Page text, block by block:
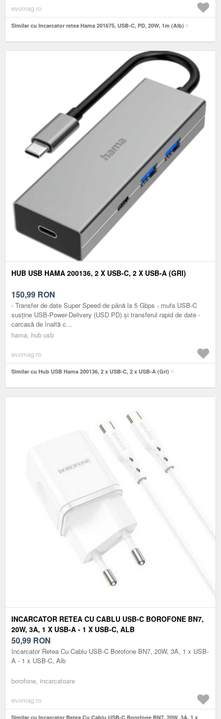
evomag.ro
Similar cu Incarcator retea Hama 201675, USB-C, PD, 20W, 1m (Alb)
HUB USB HAMA 200136, 2 X USB-C, 2 X USB-A (GRI)
150,99 RON
- Transfer de date Super Speed de până la 5 Gbps - mufa USB-C
susține USB-Power-Delivery (USD PD) și transferul rapid de date -
carcasă de înaltă c...
hama, hub usb
evomag.ro
Similar cu Hub USB Hama 200136, 2 x USB-C, 2 x USB-A (Gri)
INCARCATOR RETEA CU CABLU USB-C BOROFONE BN7,
20W, 3A, 1 X USB-A - 1 X USB-C, ALB
50,99 RON
Incarcator Retea Cu Cablu USB-C Borofone BN7, 20W, 3A, 1 x USB-
A - 1 x USB-C, Alb
borofone, incarcatoare
evomag.ro
Similar cu Incarcator Retea Cu Cablu USB-C Borofone BN7, 20W, 3A, 1 x